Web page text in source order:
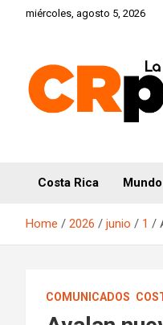
miércoles, agosto 5, 2026
Costa Rica Mundo
Home 2026 junio 1
COMUNICADOS